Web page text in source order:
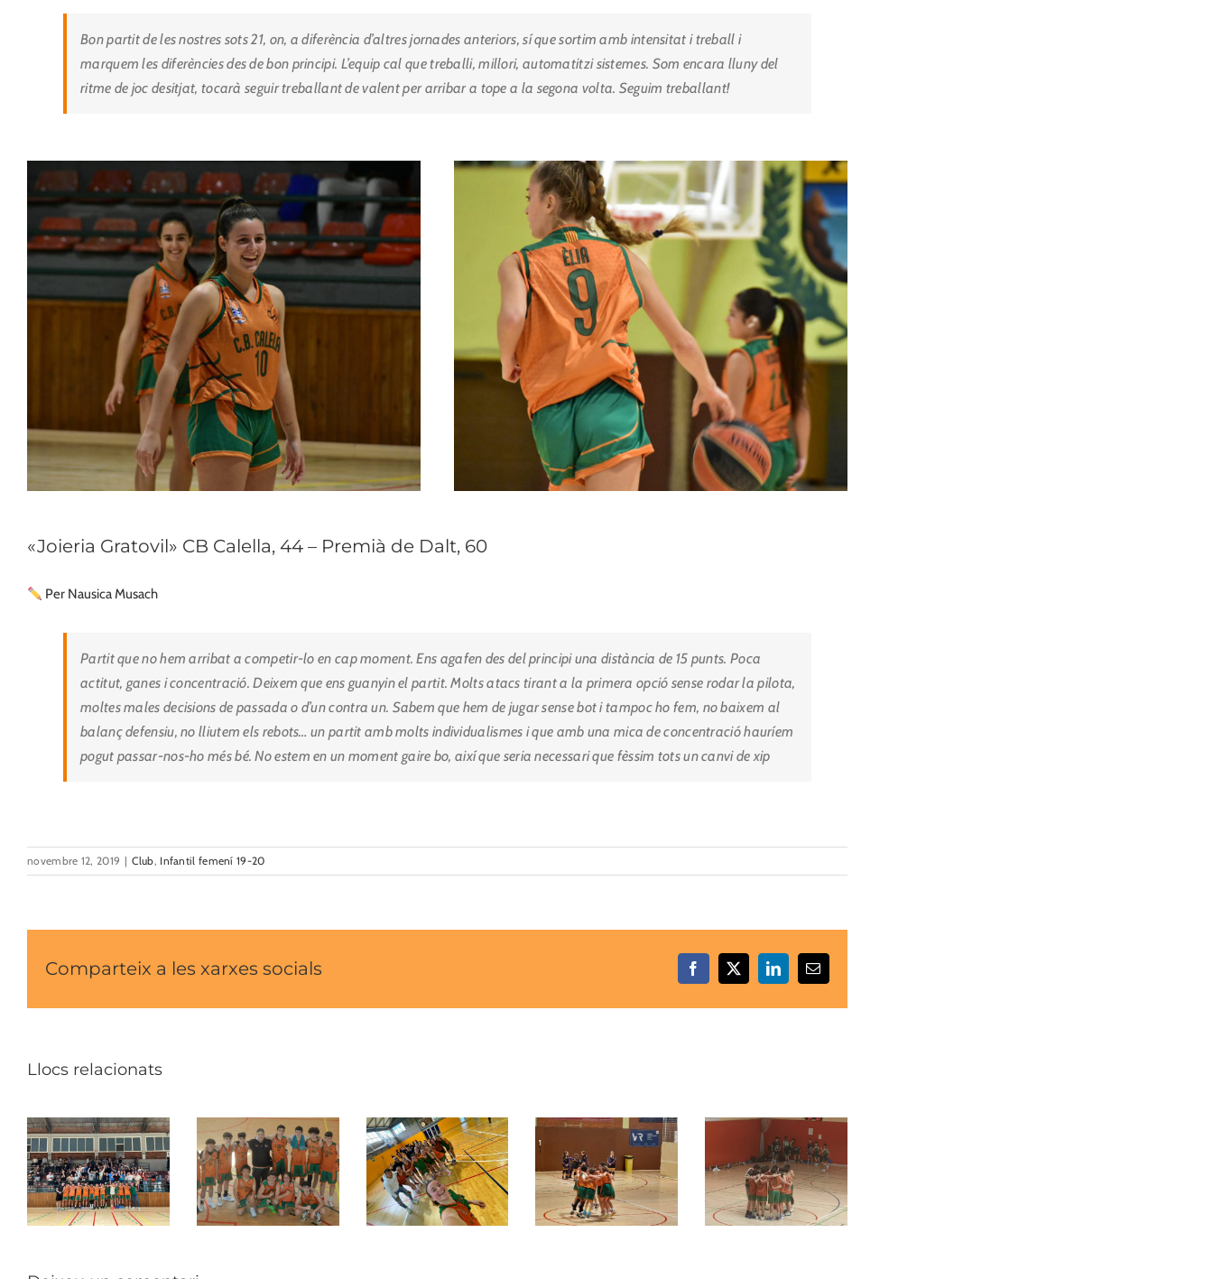
Bon partit de les nostres sots 21, on, a diferència d’altres jornades anteriors, sí que sortim amb intensitat i treball i
marquem les diferències des de bon principi. L’equip cal que treballi, millori, automatitzi sistemes. Som encara lluny del
ritme de joc desitjat, tocarà seguir treballant de valent per arribar a tope a la segona volta. Seguim treballant!
«Joieria Gratovil» CB Calella, 44 – Premià de Dalt, 60
Per Nausica Musach
Partit que no hem arribat a competir-lo en cap moment. Ens agafen des del principi una distància de 15 punts. Poca
actitut, ganes i concentració. Deixem que ens guanyin el partit. Molts atacs tirant a la primera opció sense rodar la pilota,
moltes males decisions de passada o d’un contra un. Sabem que hem de jugar sense bot i tampoc ho fem, no baixem al
balanç defensiu, no lliutem els rebots… un partit amb molts individualismes i que amb una mica de concentració hauríem
pogut passar-nos-ho més bé. No estem en un moment gaire bo, així que seria necessari que fèssim tots un canvi de xip
novembre 12, 2019 | Club, Infantil femení 19-20
Comparteix a les xarxes socials Facebook
X LinkedInEmail:
Llocs relacionats